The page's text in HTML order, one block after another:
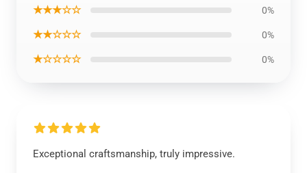
★★★☆☆ 0%
★★☆☆☆ 0%
★☆☆☆☆ 0%
Exceptional craftsmanship, truly impressive.